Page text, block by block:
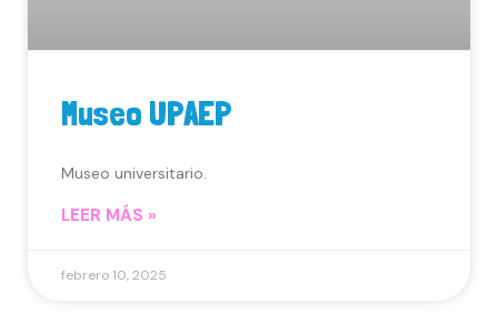
Museo UPAEP
Museo universitario.
LEER MÁS »
febrero 10, 2025